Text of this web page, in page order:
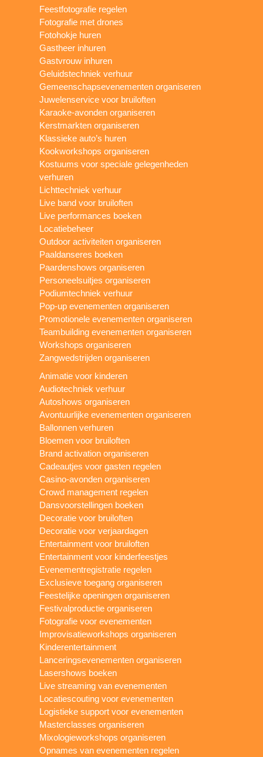
Feestfotografie regelen
Fotografie met drones
Fotohokje huren
Gastheer inhuren
Gastvrouw inhuren
Geluidstechniek verhuur
Gemeenschapsevenementen organiseren
Juwelenservice voor bruiloften
Karaoke-avonden organiseren
Kerstmarkten organiseren
Klassieke auto’s huren
Kookworkshops organiseren
Kostuums voor speciale gelegenheden
verhuren
Lichttechniek verhuur
Live band voor bruiloften
Live performances boeken
Locatiebeheer
Outdoor activiteiten organiseren
Paaldanseres boeken
Paardenshows organiseren
Personeelsuitjes organiseren
Podiumtechniek verhuur
Pop-up evenementen organiseren
Promotionele evenementen organiseren
Teambuilding evenementen organiseren
Workshops organiseren
Zangwedstrijden organiseren
Animatie voor kinderen
Audiotechniek verhuur
Autoshows organiseren
Avontuurlijke evenementen organiseren
Ballonnen verhuren
Bloemen voor bruiloften
Brand activation organiseren
Cadeautjes voor gasten regelen
Casino-avonden organiseren
Crowd management regelen
Dansvoorstellingen boeken
Decoratie voor bruiloften
Decoratie voor verjaardagen
Entertainment voor bruiloften
Entertainment voor kinderfeestjes
Evenementregistratie regelen
Exclusieve toegang organiseren
Feestelijke openingen organiseren
Festivalproductie organiseren
Fotografie voor evenementen
Improvisatieworkshops organiseren
Kinderentertainment
Lanceringsevenementen organiseren
Lasershows boeken
Live streaming van evenementen
Locatiescouting voor evenementen
Logistieke support voor evenementen
Masterclasses organiseren
Mixologieworkshops organiseren
Opnames van evenementen regelen